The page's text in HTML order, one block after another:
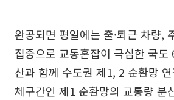
완공되면 평일에는 출·퇴근 차량,
집중으로 교통혼잡이 극심한 국도
산과 함께 수도권 제1, 2 순환망
체구간인 제1 순환망의 교통량 분